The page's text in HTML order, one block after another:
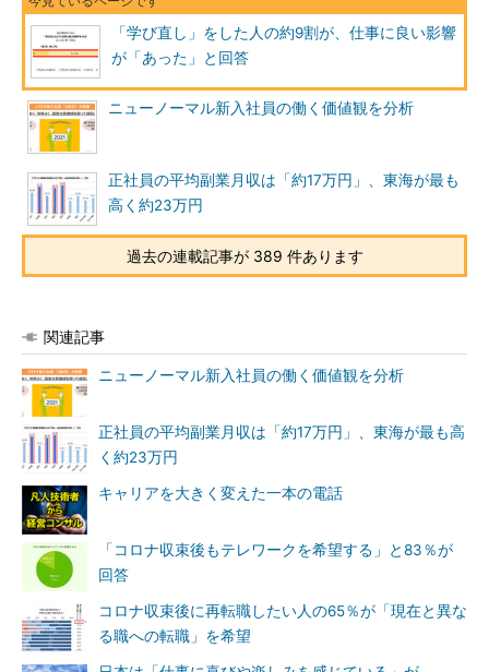
「学び直し」をした人の約9割が、仕事に良い影響
が「あった」と回答
ニューノーマル新入社員の働く価値観を分析
正社員の平均副業月収は「約17万円」、東海が最も
高く約23万円
過去の連載記事が 389 件あります
関連記事
ニューノーマル新入社員の働く価値観を分析
正社員の平均副業月収は「約17万円」、東海が最も高
く約23万円
キャリアを大きく変えた一本の電話
「コロナ収束後もテレワークを希望する」と83％が
回答
コロナ収束後に再転職したい人の65％が「現在と異な
る職への転職」を希望